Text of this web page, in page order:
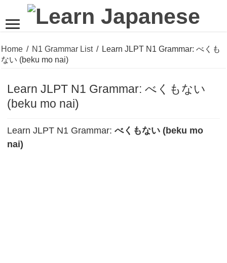
Home / N1 Grammar List / Learn JLPT N1 Grammar: べくも
ない (beku mo nai)
Learn JLPT N1 Grammar: べくもない
(beku mo nai)
Learn JLPT N1 Grammar: べくもない (beku mo
nai)